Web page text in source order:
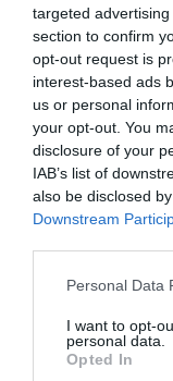
targeted
section to confirm
opt-out request is
interest-based ads
us or personal
your opt-out. You
disclosure of your
IAB’s list of
also be disclosed
Downstream
Please note that
not limited to your
grant or deny
use your data for
Personal Data
I want to opt-
personal data.
Opted In